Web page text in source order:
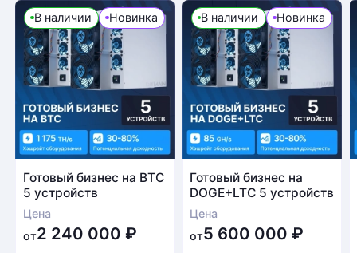
В наличии Новинка
Готовый бизнес на BTC
5 устройств
Цена
от2 240 000 ₽
В наличии Новинка
Готовый бизнес на
DOGE+LTC 5 устройств
Цена
от5 600 000₽